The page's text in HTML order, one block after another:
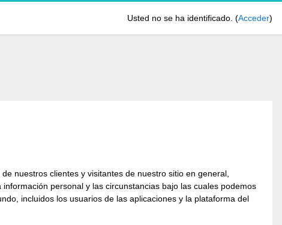
Usted no se ha identificado. (Acceder)
nuestros clientes y visitantes de nuestro sitio en general,
personal y las circunstancias bajo las cuales podemos
incluidos los usuarios de las aplicaciones y la plataforma del